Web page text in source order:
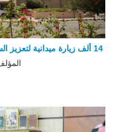
14 ألف زيارة ميدانية لتعزيز السلامة والالتزام بكود البناء في الأحساء